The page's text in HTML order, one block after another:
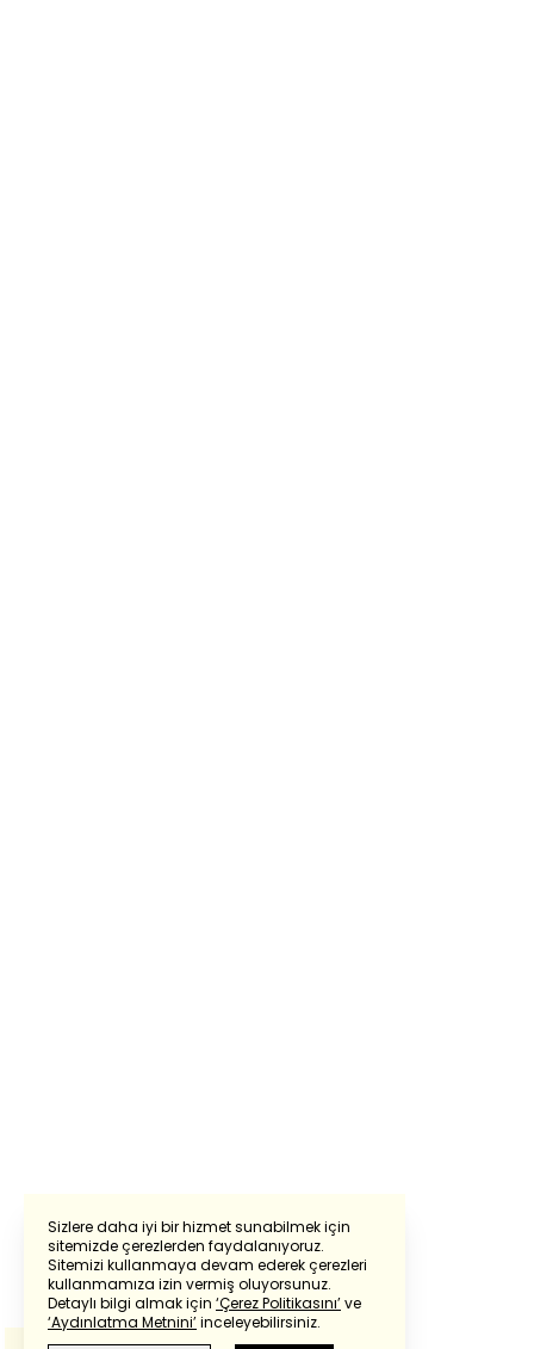
Sizlere daha iyi bir hizmet sunabilmek için
sitemizde çerezlerden faydalanıyoruz.
Sitemizi kullanmaya devam ederek çerezleri
kullanmamıza izin vermiş oluyorsunuz.
Detaylı bilgi almak için ‘Çerez Politikasını’ve
‘Aydınlatma Metnini’inceleyebilirsiniz.
Powered by Translate